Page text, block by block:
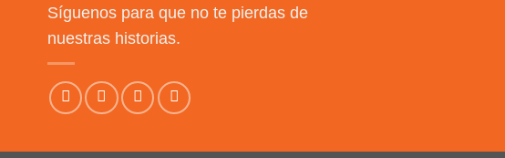
Síguenos para que no te pierdas de
nuestras historias.